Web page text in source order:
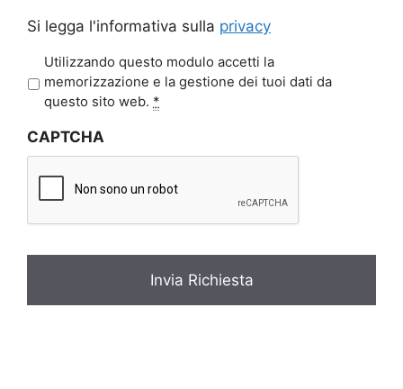
Si legga l'informativa sulla privacy
r
a
c
*
Utilizzando questo modulo accetti la
memorizzazione e la gestione dei tuoi dati da
questo sito web. *
CAPTCHA